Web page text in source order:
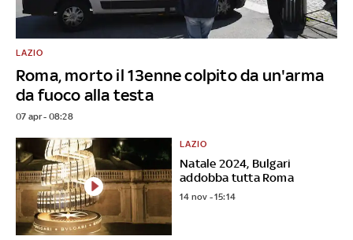
Roma, morto il 13enne colpito da un'arma
da fuoco alla testa
LAZIO
07 apr - 08:28
Natale 2024, Bulgari
addobba tutta Roma
LAZIO
14 nov - 15:14